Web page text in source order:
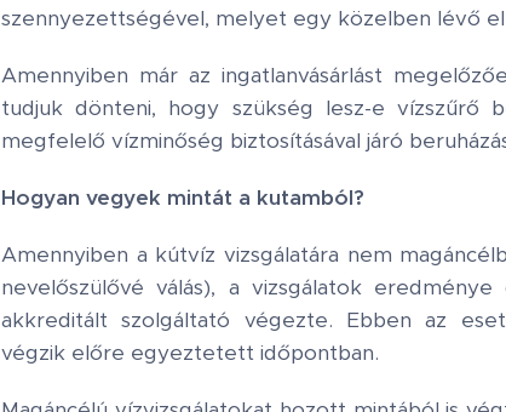
szennyezettségével, melyet egy közelben lévő
Amennyiben már az ingatlanvásárlást
tudjuk dönteni, hogy szükség lesz-e vízszűrő
megfelelő vízminőség biztosításával járó
Hogyan vegyek mintát a kutamból?
Amennyiben a kútvíz vizsgálatára nem
nevelőszülővé válás), a vizsgálatok
akkreditált szolgáltató végezte. Ebben az
végzik előre egyeztetett időpontban.